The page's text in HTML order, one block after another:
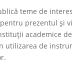
teme de
prezentul și
academice
utilizarea de